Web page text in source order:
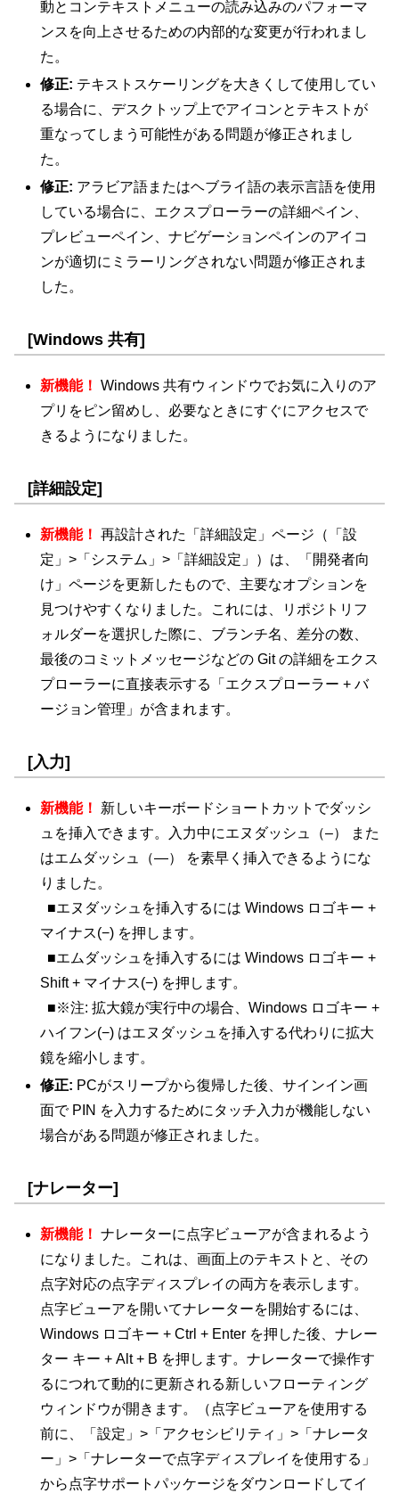
動とコンテキストメニューの読み込みのパフォーマ
ンスを向上させるための内部的な変更が行われまし
た。
修正: テキストスケーリングを大きくして使用してい
る場合に、デスクトップ上でアイコンとテキストが
重なってしまう可能性がある問題が修正されまし
た。
修正: アラビア語またはヘブライ語の表示言語を使用
している場合に、エクスプローラーの詳細ペイン、
プレビューペイン、ナビゲーションペインのアイコ
ンが適切にミラーリングされない問題が修正されま
した。
[Windows 共有]
新機能！ Windows 共有ウィンドウでお気に入りのア
プリをピン留めし、必要なときにすぐにアクセスで
きるようになりました。
[詳細設定]
新機能！ 再設計された「詳細設定」ページ（「設
定」>「システム」>「詳細設定」）は、「開発者向
け」ページを更新したもので、主要なオプションを
見つけやすくなりました。これには、リポジトリフ
ォルダーを選択した際に、ブランチ名、差分の数、
最後のコミットメッセージなどの Git の詳細をエクス
プローラーに直接表示する「エクスプローラー + バ
ージョン管理」が含まれます。
[入力]
新機能！
新しいキーボードショートカットでダッシ
ュを挿入できます。入力中にエヌダッシュ（–） また
はエムダッシュ（—） を素早く挿入できるようにな
りました。
■エヌダッシュを挿入するには Windows ロゴキー +
マイナス(−) を押します。
■エムダッシュを挿入するには Windows ロゴキー +
Shift + マイナス(−) を押します。
■※注: 拡大鏡が実行中の場合、Windows ロゴキー +
ハイフン(−) はエヌダッシュを挿入する代わりに拡大
鏡を縮小します。
修正: PCがスリープから復帰した後、サインイン画
面で PIN を入力するためにタッチ入力が機能しない
場合がある問題が修正されました。
[ナレーター]
新機能！ ナレーターに点字ビューアが含まれるよう
になりました。これは、画面上のテキストと、その
点字対応の点字ディスプレイの両方を表示します。
点字ビューアを開いてナレーターを開始するには、
Windows ロゴキー + Ctrl + Enter を押した後、ナレー
ター キー + Alt + B を押します。ナレーターで操作す
るにつれて動的に更新される新しいフローティング
ウィンドウが開きます。（点字ビューアを使用する
前に、「設定」>「アクセシビリティ」>「ナレータ
ー」>「ナレーターで点字ディスプレイを使用する」
から点字サポートパッケージをダウンロードしてイ